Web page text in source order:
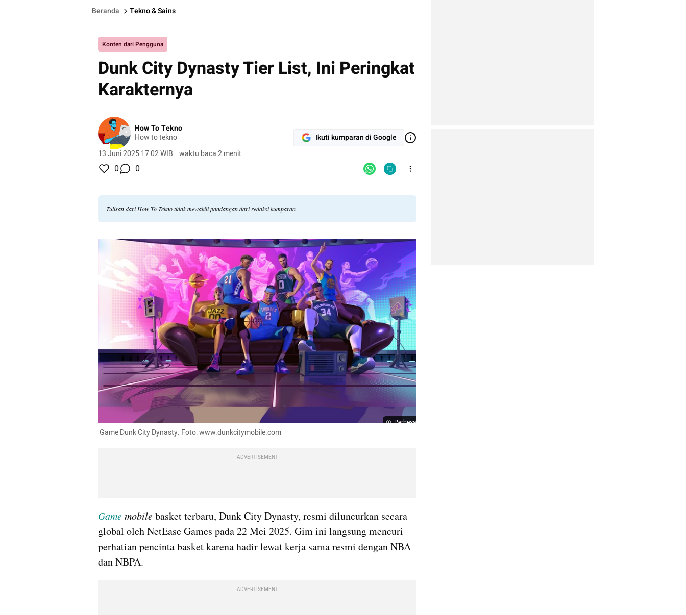
Beranda Tekno & Sains
Konten dari Pengguna
Dunk City Dynasty Tier List, Ini Peringkat
Karakternya
How To Tekno
How to tekno
13 Juni 2025 17:02 WIB · waktu baca 2 menit
Ikuti kumparan di Google
0 0
Tulisan dari How To Tekno tidak mewakili pandangan dari redaksi kumparan
Perbesar
Game Dunk City Dynasty. Foto: www.dunkcitymobile.com
ADVERTISEMENT
Gamemobile basket terbaru, Dunk City Dynasty, resmi diluncurkan secara
global oleh NetEase Games pada 22 Mei 2025. Gim ini langsung mencuri
perhatian pencinta basket karena hadir lewat kerja sama resmi dengan NBA
dan NBPA.
ADVERTISEMENT